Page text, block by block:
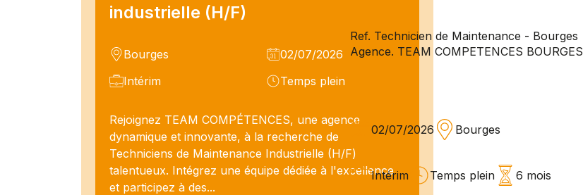
industrielle (H/F)
Bourges
02/07/2026
Intérim
Temps plein
Rejoignez TEAM COMPÉTENCES, une agence
dynamique et innovante, à la recherche de
Techniciens de Maintenance Industrielle (H/F)
talentueux. Intégrez une équipe dédiée à l'excellence
et participez à des...
Ref. Technicien de Maintenance - Bourges
Agence. TEAM COMPETENCES BOURGES
02/07/2026 Bourges
Intérim Temps plein 6 mois